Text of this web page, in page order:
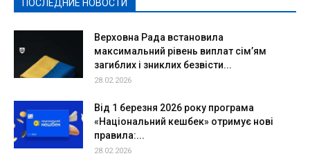
ПОСЛЕДНИЕ НОВОСТИ
Верховна Рада встановила
максимальний рівень виплат сім’ям
загиблих і зниклих безвісти...
28.02.2026
Від 1 березня 2026 року програма
«Національний кешбек» отримує нові
правила:...
28.02.2026